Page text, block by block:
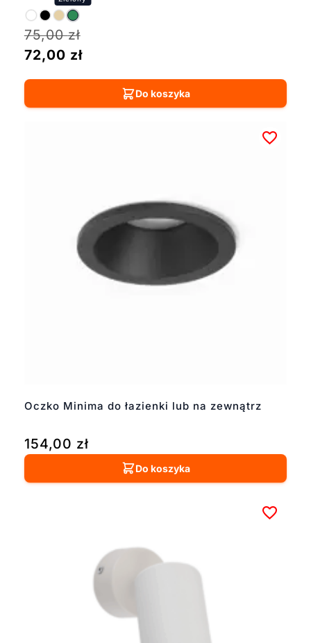
75,00zł
72,00 zł
Do koszyka
Oczko Minima do łazienki lub na zewnątrz
154,00 zł
Do koszyka